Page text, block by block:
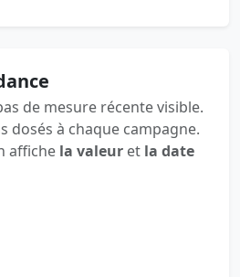
de mesure récente visible.
dosés à chaque campagne.
affiche la valeur et la date